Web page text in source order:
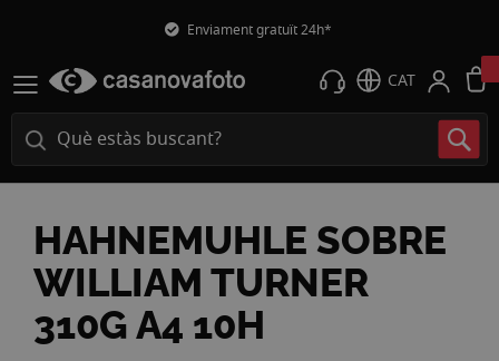
Enviament gratuït 24h*
CAT
HAHNEMUHLE SOBRE
WILLIAM TURNER
310G A4 10H